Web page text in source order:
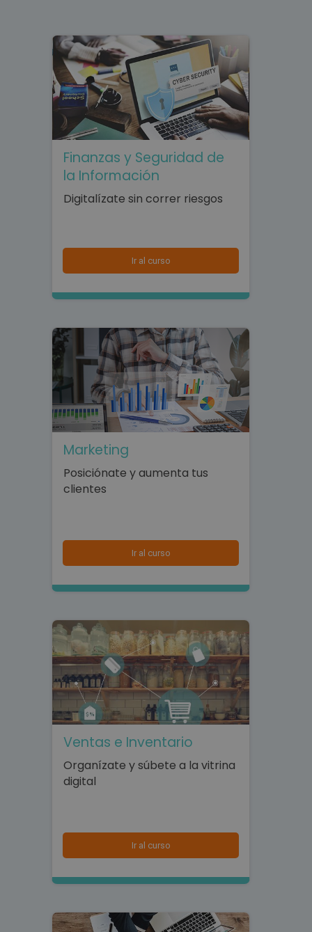
Finanzas y Seguridad de
la Información
Digitalízate sin correr riesgos
Ir al curso
Marketing
Posiciónate y aumenta tus
clientes
Ir al curso
Ventas e Inventario
Organízate y súbete a la vitrina
digital
Ir al curso